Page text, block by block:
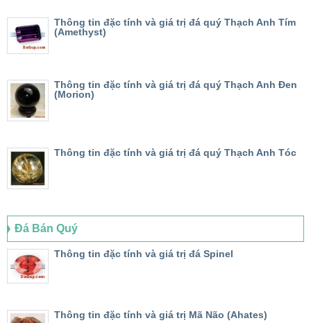
Thông tin đặc tính và giá trị đá quý Thạch Anh Tím
(Amethyst)
Thông tin đặc tính và giá trị đá quý Thạch Anh Đen
(Morion)
Thông tin đặc tính và giá trị đá quý Thạch Anh Tóc
Đá Bán Quý
Thông tin đặc tính và giá trị đá Spinel
Thông tin đặc tính và giá trị Mã Não (Ahates)